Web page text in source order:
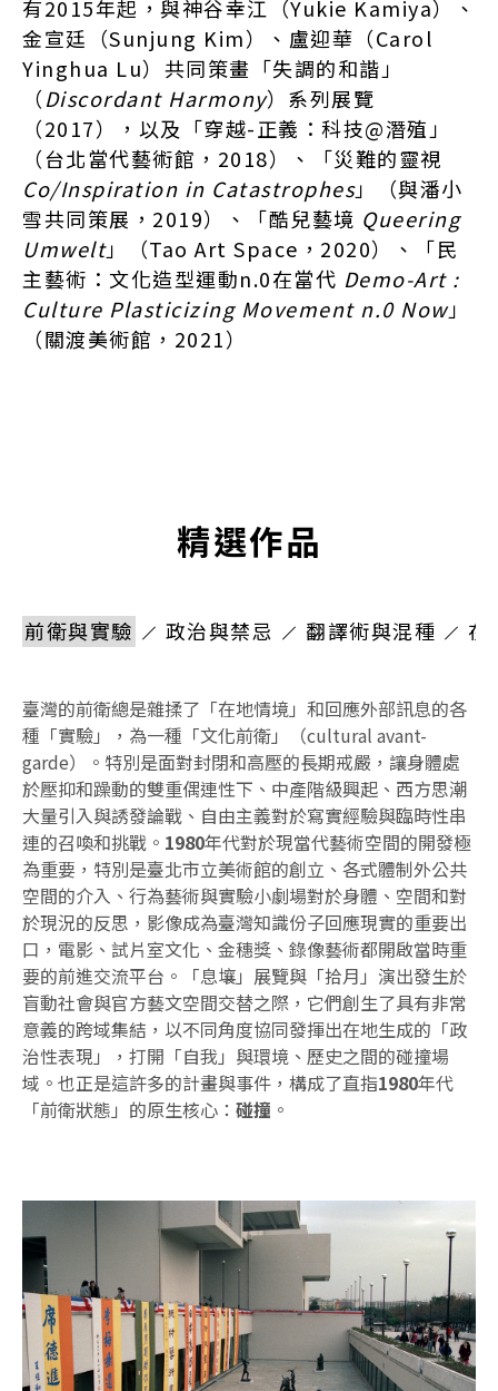
有2015年起，與神谷幸江（Yukie Kamiya）、
金宣廷（Sunjung Kim）、盧迎華（Carol
Yinghua Lu）共同策畫「失調的和諧」
（Discordant Harmony）系列展覽
（2017），以及「穿越-正義：科技@潛殖」
（台北當代藝術館，2018）、「災難的靈視
Co/Inspiration in Catastrophes」（與潘小
雪共同策展，2019）、「酷兒藝境 Queering
Umwelt」（Tao Art Space，2020）、「民
主藝術：文化造型運動n.0在當代 Demo-Art :
Culture Plasticizing Movement n.0 Now」
（關渡美術館，2021）
精選作品
前衛與實驗 政治與禁忌 翻譯術與混種 在
臺灣的前衛總是雜揉了「在地情境」和回應外部訊息的各
種「實驗」，為一種「文化前衛」（cultural avant-
garde）。特別是面對封閉和高壓的長期戒嚴，讓身體處
於壓抑和躁動的雙重偶連性下、中產階級興起、西方思潮
大量引入與誘發論戰、自由主義對於寫實經驗與臨時性串
連的召喚和挑戰。 1980年代對於現當代藝術空間的開發極
為重要，特別是臺北市立美術館的創立、各式體制外公共
空間的介入、行為藝術與實驗小劇場對於身體、空間和對
於現況的反思，影像成為臺灣知識份子回應現實的重要出
口，電影、試片室文化、金穗獎、錄像藝術都開啟當時重
要的前進交流平台。「息壤」展覽與「拾月」演出發生於
盲動社會與官方藝文空間交替之際，它們創生了具有非常
意義的跨域集結，以不同角度協同發揮出在地生成的「政
治性表現」，打開「自我」與環境、歷史之間的碰撞場
域。也正是這許多的計畫與事件，構成了直指1980年代
「前衛狀態」的原生核心： 碰撞 。